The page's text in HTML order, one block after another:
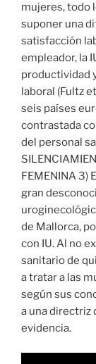
mujeres, todo
suponer una
satisfacción
empleador, la
productividad
laboral (Fultz
seis países
contrastada
del personal
FEMENINA 3)
gran
de Mallorca,
con IU. Al no
sanitario de
a tratar a las
según sus
a una directriz
evidencia.